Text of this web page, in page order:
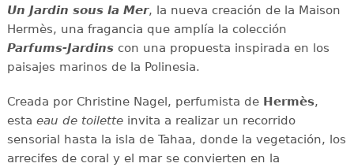
Un Jardin sous la Mer, la nueva creación de la Maison
Hermès, una fragancia que amplía la colección
Parfums-Jardinscon una propuesta inspirada en los
paisajes marinos de la Polinesia.
Creada por Christine Nagel, perfumista de Hermès,
esta eau de toiletteinvita a realizar un recorrido
sensorial hasta la isla de Tahaa, donde la vegetación, los
arrecifes de coral y el mar se convierten en la